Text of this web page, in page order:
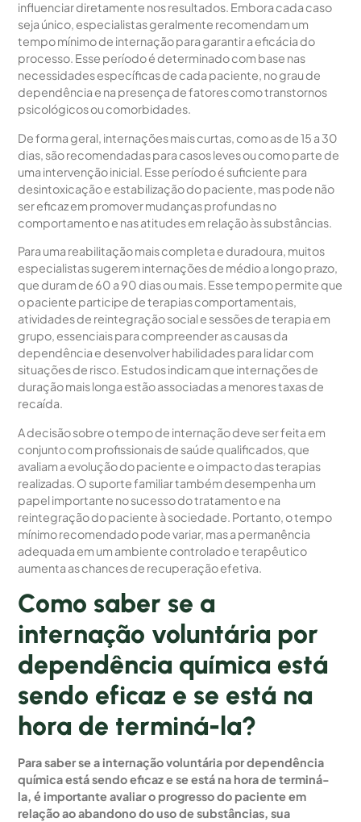
influenciar diretamente nos resultados. Embora cada caso
seja único, especialistas geralmente recomendam um
tempo mínimo de internação para garantir a eficácia do
processo. Esse período é determinado com base nas
necessidades específicas de cada paciente, no grau de
dependência e na presença de fatores como transtornos
psicológicos ou comorbidades.
De forma geral, internações mais curtas, como as de 15 a 30
dias, são recomendadas para casos leves ou como parte de
uma intervenção inicial. Esse período é suficiente para
desintoxicação e estabilização do paciente, mas pode não
ser eficaz em promover mudanças profundas no
comportamento e nas atitudes em relação às substâncias.
Para uma reabilitação mais completa e duradoura, muitos
especialistas sugerem internações de médio a longo prazo,
que duram de 60 a 90 dias ou mais. Esse tempo permite que
o paciente participe de terapias comportamentais,
atividades de reintegração social e sessões de terapia em
grupo, essenciais para compreender as causas da
dependência e desenvolver habilidades para lidar com
situações de risco. Estudos indicam que internações de
duração mais longa estão associadas a menores taxas de
recaída.
A decisão sobre o tempo de internação deve ser feita em
conjunto com profissionais de saúde qualificados, que
avaliam a evolução do paciente e o impacto das terapias
realizadas. O suporte familiar também desempenha um
papel importante no sucesso do tratamento e na
reintegração do paciente à sociedade. Portanto, o tempo
mínimo recomendado pode variar, mas a permanência
adequada em um ambiente controlado e terapêutico
aumenta as chances de recuperação efetiva.
Como saber se a
internação voluntária por
dependência química está
sendo eficaz e se está na
hora de terminá-la?
Para saber se a internação voluntária por dependência
química está sendo eficaz e se está na hora de terminá-
la, é importante avaliar o progresso do paciente em
relação ao abandono do uso de substâncias, sua